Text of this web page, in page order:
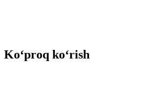
Ko‘proq ko‘rish